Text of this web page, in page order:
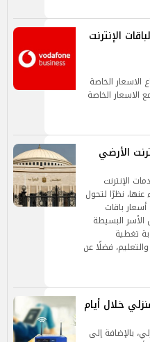
الإنترنت
الاسعار الخاصة
الاسعار الخاصة
الأرضي
الإنترنت
نظرًا لتحول
باقات
تثقل كاهل الأسر البسيطة
تغطية
فضلًا عن
خلال أيام
بالإضافة إلى